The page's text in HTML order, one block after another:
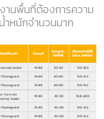
านพื้นที่ต้องการความ
หนักจำนวนมาก